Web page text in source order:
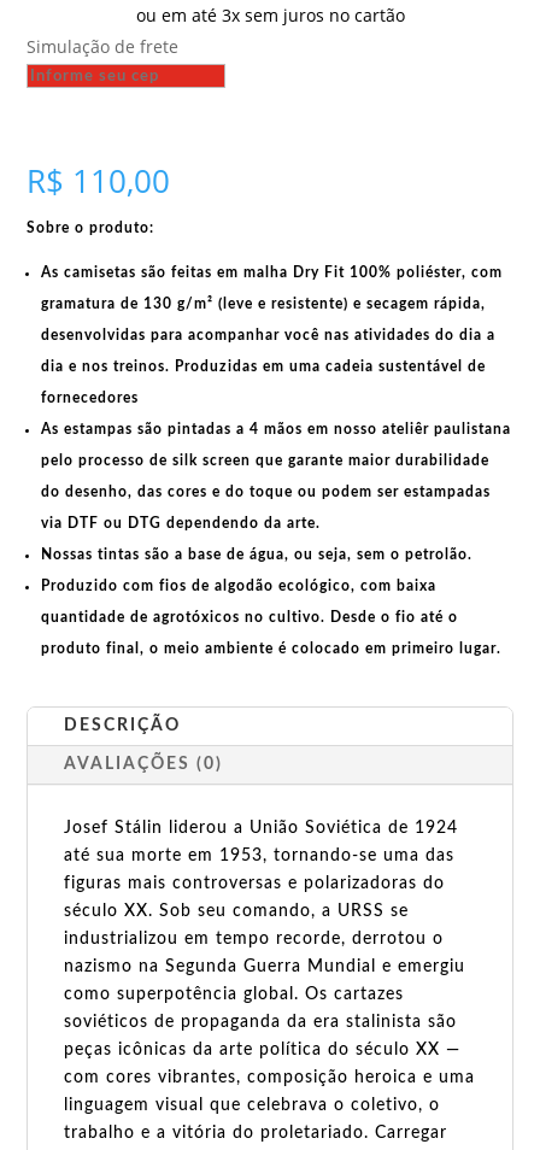
ao
grande
ou em até 3x sem juros no cartão
Simulação de frete
R$ 110,00
Sobre o produto:
As camisetas são feitas emmalha Dry Fit 100% poliéster, com
gramatura de 130 g/m² (leve e resistente) esecagem rápida,
desenvolvidas para acompanhar você nas atividades do dia a
dia e nos treinos. Produzidas em umacadeia sustentável de
fornecedores
As estampas são pintadas a 4 mãos em nosso ateliêr paulistana
pelo processo de silk screen que garante maior durabilidade
do desenho, das cores e do toque ou podem ser estampadas
via DTF ou DTG dependendo da arte.
Nossas tintas são a base de água, ou seja, sem o petrolão.
Produzido com fios de algodão ecológico, com baixa
quantidade de agrotóxicos no cultivo. Desde o fio até o
produto final, o meio ambiente é colocado em primeiro lugar.
DESCRIÇÃO
AVALIAÇÕES (0)
Josef Stálin liderou a União Soviética de 1924
até sua morte em 1953, tornando-se uma das
figuras mais controversas e polarizadoras do
século XX. Sob seu comando, a URSS se
industrializou em tempo recorde, derrotou o
nazismo na Segunda Guerra Mundial e emergiu
como superpotência global. Os cartazes
soviéticos de propaganda da era stalinista são
peças icônicas da arte política do século XX —
com cores vibrantes, composição heroica e uma
linguagem visual que celebrava o coletivo, o
trabalho e a vitória do proletariado. Carregar